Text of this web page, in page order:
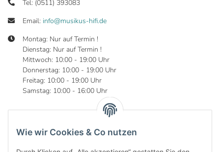
Wie wir Cookies & Co nutzen
Tel: (0511) 393083
Email: info@musikus-hifi.de
Montag: Nur auf Termin !
Dienstag: Nur auf Termin !
Mittwoch: 10:00 - 19:00 Uhr
Donnerstag: 10:00 - 19:00 Uhr
Freitag: 10:00 - 19:00 Uhr
Samstag: 10:00 - 16:00 Uhr
Informationen